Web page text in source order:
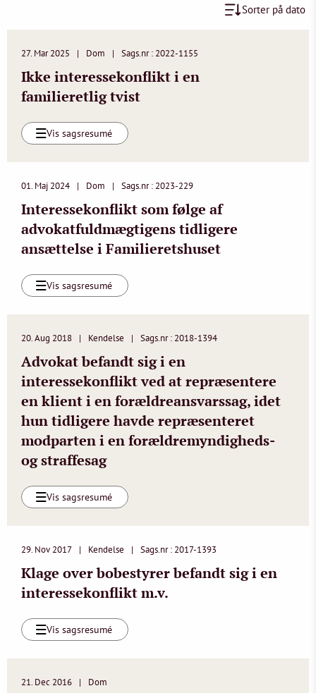
Sorter på dato
27. Mar 2025 Dom Sags.nr : 2022-1155
Ikke interessekonflikt i en
familieretlig tvist
Vis sagsresumé
01. Maj 2024 Dom Sags.nr : 2023-229
Interessekonflikt som følge af
advokatfuldmægtigens tidligere
ansættelse i Familieretshuset
Vis sagsresumé
20. Aug 2018 Kendelse Sags.nr : 2018-1394
Advokat befandt sig i en
interessekonflikt ved at repræsentere
en klient i en forældreansvarssag, idet
hun tidligere havde repræsenteret
modparten i en forældremyndigheds-
og straffesag
Vis sagsresumé
29. Nov 2017 Kendelse Sags.nr : 2017-1393
Klage over bobestyrer befandt sig i en
interessekonflikt m.v.
Vis sagsresumé
21. Dec 2016 Dom